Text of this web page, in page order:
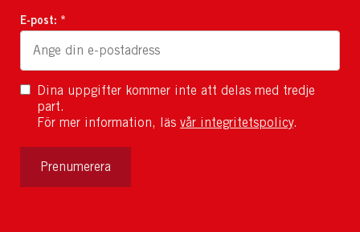
E-post: *
Dina uppgifter kommer inte att delas med tredje
part.
För mer information, läs vår integritetspolicy.
Prenumerera